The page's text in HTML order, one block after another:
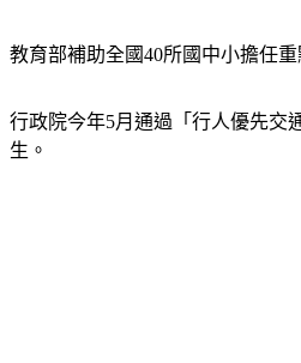
教育部補助全國40所國中小擔任
行政院今年5月通過「行人優先交
生。